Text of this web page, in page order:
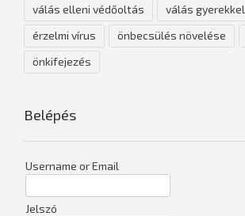
válás elleni védőoltás
válás gyerekkel
érzelmi vírus
önbecsülés növelése
önkifejezés
Belépés
Username or Email
Jelszó